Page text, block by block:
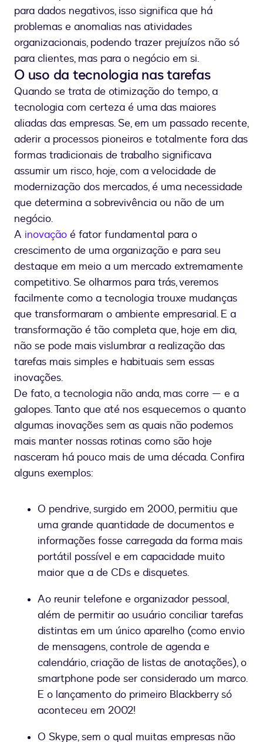
para dados negativos, isso significa que há
problemas e anomalias nas atividades
organizacionais, podendo trazer prejuízos não só
para clientes, mas para o negócio em si.
O uso da tecnologia nas tarefas
Quando se trata de otimização do tempo, a
tecnologia com certeza é uma das maiores
aliadas das empresas. Se, em um passado recente,
aderir a processos pioneiros e totalmente fora das
formas tradicionais de trabalho significava
assumir um risco, hoje, com a velocidade de
modernização dos mercados, é uma necessidade
que determina a sobrevivência ou não de um
negócio.
A inovação é fator fundamental para o
crescimento de uma organização e para seu
destaque em meio a um mercado extremamente
competitivo. Se olharmos para trás, veremos
facilmente como a tecnologia trouxe mudanças
que transformaram o ambiente empresarial. E a
transformação é tão completa que, hoje em dia,
não se pode mais vislumbrar a realização das
tarefas mais simples e habituais sem essas
inovações.
De fato, a tecnologia não anda, mas corre — e a
galopes. Tanto que até nos esquecemos o quanto
algumas inovações sem as quais não podemos
mais manter nossas rotinas como são hoje
nasceram há pouco mais de uma década. Confira
alguns exemplos:
O pendrive, surgido em 2000, permitiu que
uma grande quantidade de documentos e
informações fosse carregada da forma mais
portátil possível e em capacidade muito
maior que a de CDs e disquetes.
Ao reunir telefone e organizador pessoal,
além de permitir ao usuário conciliar tarefas
distintas em um único aparelho (como envio
de mensagens, controle de agenda e
calendário, criação de listas de anotações), o
smartphone pode ser considerado um marco.
E o lançamento do primeiro Blackberry só
aconteceu em 2002!
O Skype, sem o qual muitas empresas não